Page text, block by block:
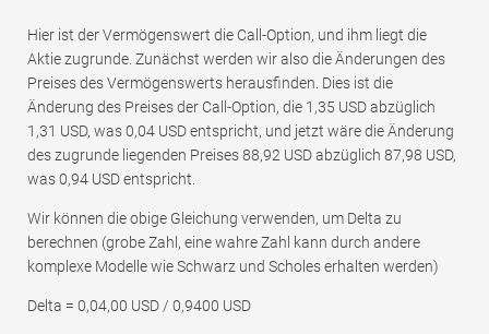
Hier ist der Vermögenswert die Call-Option, und ihm liegt die
Aktie zugrunde. Zunächst werden wir also die Änderungen des
Preises des Vermögenswerts herausfinden. Dies ist die
Änderung des Preises der Call-Option, die 1,35 USD abzüglich
1,31 USD, was 0,04 USD entspricht, und jetzt wäre die Änderung
des zugrunde liegenden Preises 88,92 USD abzüglich 87,98 USD,
was 0,94 USD entspricht.
Wir können die obige Gleichung verwenden, um Delta zu
berechnen (grobe Zahl, eine wahre Zahl kann durch andere
komplexe Modelle wie Schwarz und Scholes erhalten werden)
Delta = 0,04,00 USD / 0,9400 USD